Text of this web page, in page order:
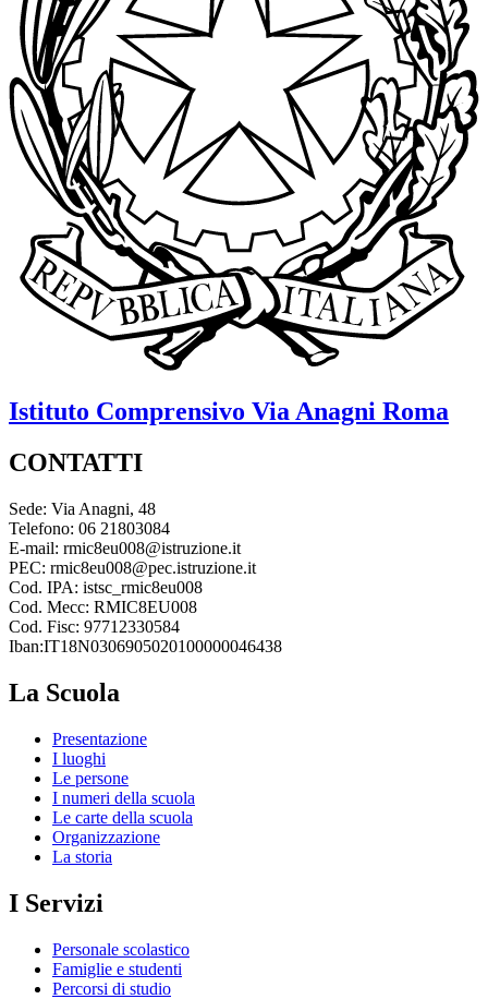
Istituto Comprensivo Via Anagni Roma
CONTATTI
Sede: Via Anagni, 48
Telefono: 06 21803084
E-mail: rmic8eu008@istruzione.it
PEC: rmic8eu008@pec.istruzione.it
Cod. IPA: istsc_rmic8eu008
Cod. Mecc: RMIC8EU008
Cod. Fisc: 97712330584
Iban:IT18N0306905020100000046438
La Scuola
Presentazione
I luoghi
Le persone
I numeri della scuola
Le carte della scuola
Organizzazione
La storia
I Servizi
Personale scolastico
Famiglie e studenti
Percorsi di studio